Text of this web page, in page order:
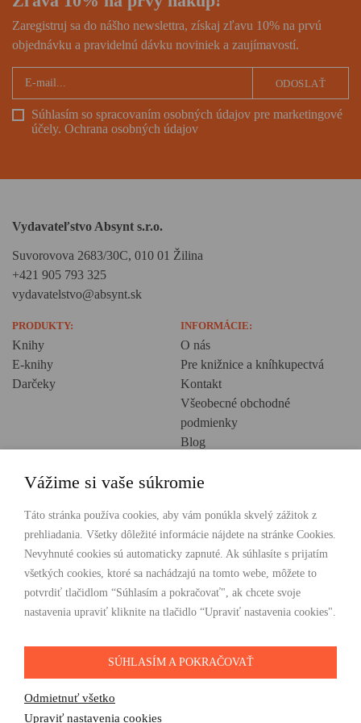
Zaregistruj sa do nášho newslettra, získaj zľavu 10% na prvú
objednávku a pravidelnú dávku noviniek a zaujímavostí.
Súhlasím so spracovaním osobných údajov pre marketingové
účely. Ochrana osobných údajov
ODOSLAŤ
Vydavateľstvo Absynt s.r.o.
Suvorovova 2683/30C, 010 01 Žilina
+421 905 793 325
vydavatelstvo@absynt.sk
PRODUKTY:
Knihy
E-knihy
Darčeky
INFORMÁCIE:
O nás
Pre knižnice a kníhkupectvá
Kontakt
Všeobecné obchodné
podmienky
Blog
Creative Europe
POHODLNÉ NAKUPOVANIE
Odosielame ihneď nasledujúci pracovný deň
Doprava zdarma už od 49 €
SLEDUJTE NÁS
Vážime si vaše súkromie
Táto stránka používa cookies, aby vám ponúkla skvelý zážitok z
prehliadania. Všetky dôležité informácie nájdete na stránke Cookies.
Nevyhnuté cookies sú automaticky zapnuté. Ak súhlasíte s prijatím
všetkých cookies, ktoré sa nachádzajú na tomto webe, môžete to
potvrdiť tlačidlom “Súhlasím a pokračovať", ak chcete svoje
nastavenia upraviť kliknite na tlačidlo “Upraviť nastavenia cookies".
SÚHLASÍM A POKRAČOVAŤ
Odmietnuť všetko
Upraviť nastavenia cookies